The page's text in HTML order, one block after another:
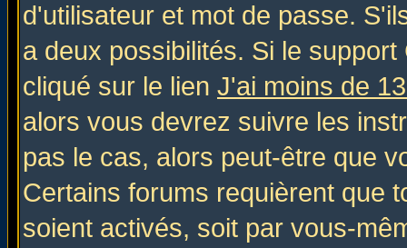
d'utilisateur et mot de passe.
a deux possibilités. Si le
cliqué sur le lien J'ai moins de
alors vous devrez suivre les
pas le cas, alors peut-être que
Certains forums requièrent que
soient activés, soit par vous-